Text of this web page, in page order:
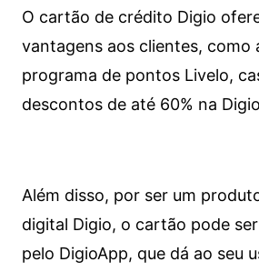
O cartão de crédito Digio
vantagens aos clientes, como
programa de pontos Livelo,
descontos de até 60% na
Além disso, por ser um
digital Digio, o cartão pode
pelo DigioApp, que dá ao seu